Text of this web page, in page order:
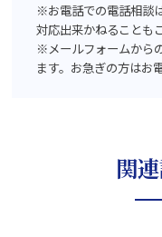
※お電話での電話相談
対応出来かねることも
※メールフォームから
ます。お急ぎの方はお
関